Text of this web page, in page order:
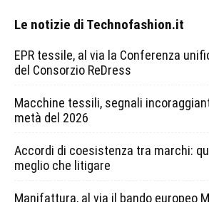
Le notizie di Technofashion.it
EPR tessile, al via la Conferenza
del Consorzio ReDress
Macchine tessili, segnali
metà del 2026
Accordi di coesistenza tra marchi:
meglio che litigare
Manifattura, al via il bando europeo